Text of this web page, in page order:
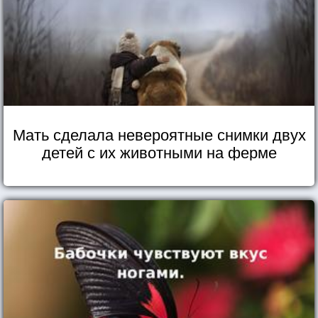
Мать сделала невероятные снимки двух
детей с их животными на ферме